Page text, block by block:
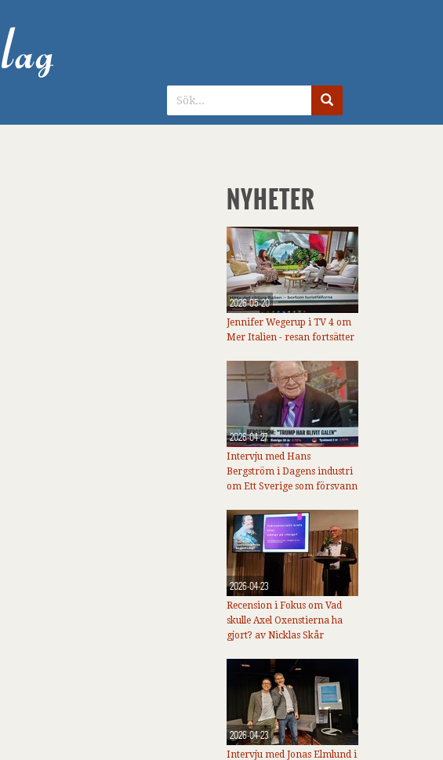
NYHETER
2026-05-20
Jennifer Wegerup i TV 4 om
Mer Italien - resan fortsätter
2026-04-27
Intervju med Hans
Bergström i Dagens industri
om Ett Sverige som försvann
2026-04-23
Recension i Fokus om Vad
skulle Axel Oxenstierna ha
gjort? av Nicklas Skår
2026-04-23
Intervju med Jonas Elmlund i